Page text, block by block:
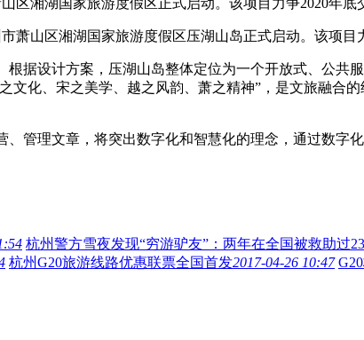
山区湘湖国家旅游度假区压湖山岛正式启动。该项目
据设计方案，压湖山岛整体定位为一个开放式、公共
化、宋之美学、越之风韵、萧之精神”，是文旅融合
理文章，将突出数字化和智慧化的理念，通过数字
杭州警方雪夜发现“穷游驴友”：两年在全国被救助过
杭州G20旅游线路优惠联票全国首发2017-04-26 10:47